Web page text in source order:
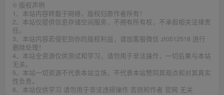
© 版权声明
1、本站内容转载于网络，版权归原作者所有！
2、本站仅提供信息存储空间服务，不拥有所有权，不承担相关法律责
任。
3、本站内容若侵犯到你的版权利益，请加客服微信 zt0512518 进行
删除处理！
4、本站全资源仅供测试和学习，请勿用于非法操作，一切后果与本站
无关。
5、本站一切资源不代表本站立场，不代表本站赞同其观点和对其真实
性负责。
6、本站仅供学习 请勿用于非法违规操作 否则和作者 官网 无关